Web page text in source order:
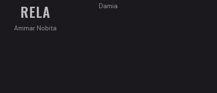
RELA
Ammar Nobita
Damia